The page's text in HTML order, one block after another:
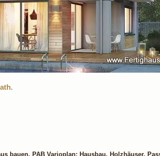
bauen, PAB Varioplan: Hausbau, Holzhäuser,